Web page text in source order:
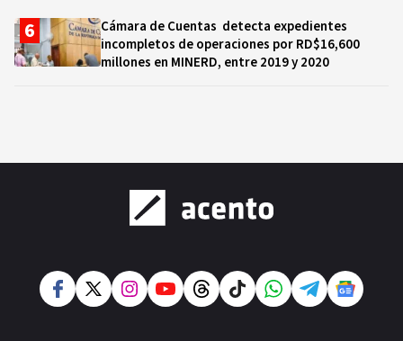
Cámara de Cuentas detecta expedientes
incompletos de operaciones por RD$16,600
millones en MINERD, entre 2019 y 2020